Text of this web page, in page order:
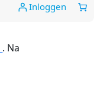
Inloggen
. Na